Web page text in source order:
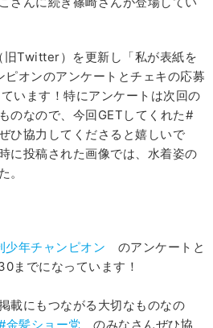
Twitter）を更新し「私が表紙を
オンのアンケートとチェキの応募
います！特にアンケートは次回の
のなので、今回GETしてくれた#
ひ協力してくださると嬉しいで
に投稿された画像では、水着姿の
。
少年チャンピオン のアンケートと
までになっています！
載にもつながる大切なものなの
金髪ショー党 のみなさんぜひ協